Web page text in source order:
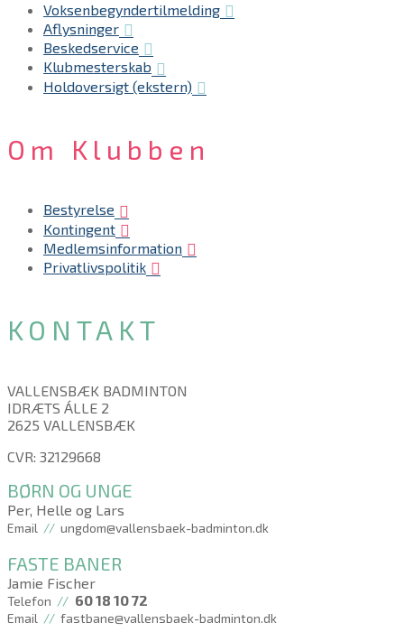
Voksenbegyndertilmelding
Aflysninger
Beskedservice
Klubmesterskab
Holdoversigt (ekstern)
Om Klubben
Bestyrelse
Kontingent
Medlemsinformation
Privatlivspolitik
KONTAKT
VALLENSBÆK BADMINTON
IDRÆTS ÁLLE 2
2625 VALLENSBÆK
CVR: 32129668
BØRN OG UNGE
Per, Helle og Lars
Email // ungdom@vallensbaek-badminton.dk
FASTE BANER
Jamie Fischer
Telefon // 60 18 10 72
Email // fastbane@vallensbaek-badminton.dk